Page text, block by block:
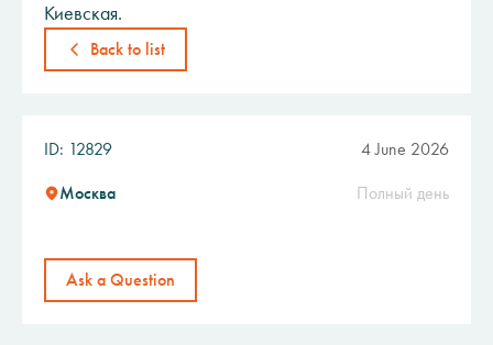
Киевская.
Back to list
ID: 12829 4 June 2026
Москва Полный день
Ask a Question